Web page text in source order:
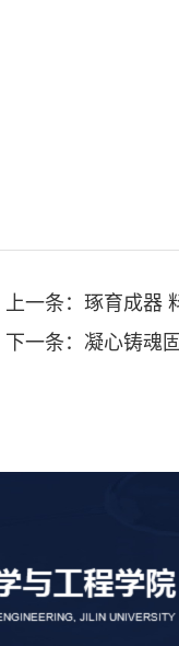
上一条： 琢育成器
下一条： 凝心铸魂